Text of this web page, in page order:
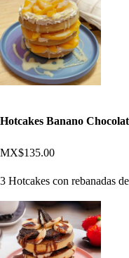
Hotcakes Banano
MX$135.00
3 Hotcakes con rebanadas